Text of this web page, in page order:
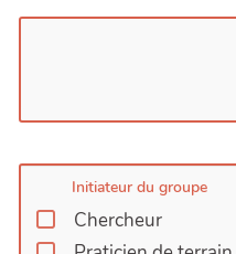
Initiateur du groupe
Chercheur